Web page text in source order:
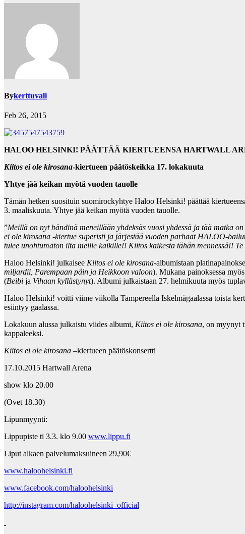
Bykerttuvali
Feb 26, 2015
HALOO HELSINKI! PÄÄTTÄÄ KIERTUEENSA HARTWALL
Kiitos ei ole kirosana-kiertueen päätöskeikka 17. lokakuuta
Yhtye jää keikan myötä vuoden tauolle
Tämän hetken suosituin suomirockyhtye Haloo Helsinki! päättää
3. maaliskuuta. Yhtye jää keikan myötä vuoden tauolle.
”Meillä on nyt bändinä meneillään yhdeksäs vuosi yhdessä ja tää matka
ei ole kirosana -kiertue superisti ja järjestää vuoden parhaat HALOO-
tulee unohtumaton ilta meille kaikille!! Kiitos kaikesta tähän mennessä!!
Haloo Helsinki! julkaisee Kiitos ei ole kirosana-albumistaan
miljardii, Parempaan päin ja Heikkoon valoon). Mukana painoksessa
(Beibi ja Vihaan kyllästynyt). Albumi julkaistaan 27. helmikuuta myös
Haloo Helsinki! voitti viime viikolla Tampereella Iskelmägaalassa toista
esiintyy gaalassa.
Lokakuun alussa julkaistu viides albumi, Kiitos ei ole kirosana, on myynyt
kappaleeksi.
Kiitos ei ole kirosana –kiertueen päätöskonsertti
17.10.2015 Hartwall Arena
show klo 20.00
(Ovet 18.30)
Lipunmyynti:
Lippupiste ti 3.3. klo 9.00 www.lippu.fi
Liput alkaen palvelumaksuineen 29,90€
www.haloohelsinki.fi
www.facebook.com/haloohelsinki
http://instagram.com/haloohelsinki_official